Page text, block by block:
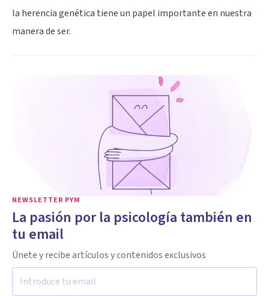
la herencia genética tiene un papel importante en nuestra
manera de ser.
NEWSLETTER PYM
La pasión por la psicología también en
tu email
Únete y recibe artículos y contenidos exclusivos